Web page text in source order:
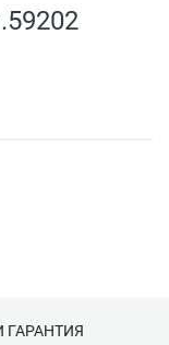
ГАРАНТИЯ